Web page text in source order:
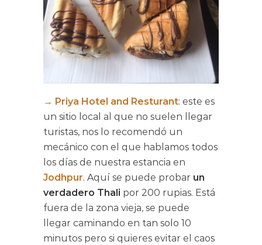
→ Priya Hotel and Resturant: este es
un sitio local al que no suelen llegar
turistas, nos lo recomendó un
mecánico con el que hablamos todos
los días de nuestra estancia en
Jodhpur. Aquí se puede probar un
verdadero Thali por 200 rupias. Está
fuera de la zona vieja, se puede
llegar caminando en tan solo 10
minutos pero si quieres evitar el caos